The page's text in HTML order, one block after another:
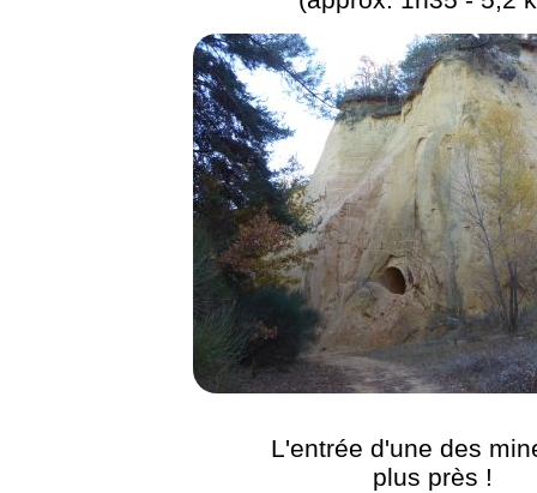
L'entrée d'une des
plus près !